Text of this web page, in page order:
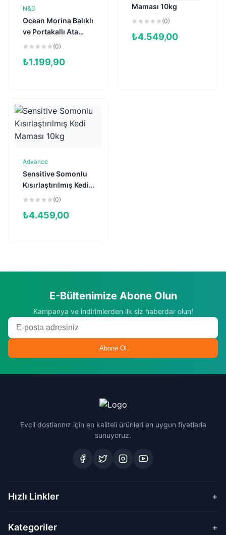
N&D
Ocean Morina Balıklı
ve Portakallı Ata
Tahıllı Yetişkin Kedi
(0)
₺1.199,90
Maması 10kg
(0)
₺4.549,00
Sepete Ekle
Advance
Sensitive Somonlu
Kısırlaştırılmış Kedi
Maması 10kg
(0)
₺4.459,00
E-Bültenimize Abone Olun
Kampanya ve indirimlerden ilk siz haberdar olun!
Abone Ol
Evcil dostlarınız için en kaliteli ürünleri en uygun fiyatlarla
sunuyoruz.
Hızlı Linkler +
Kategoriler +